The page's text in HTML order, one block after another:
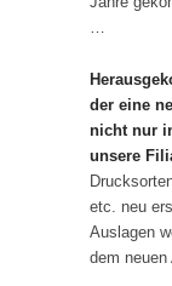
…
der eine
nicht nur
unsere
etc. neu
Auslagen
dem